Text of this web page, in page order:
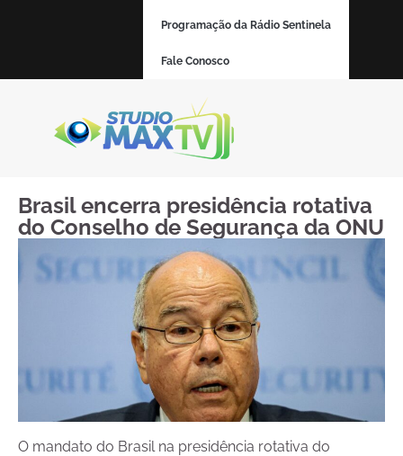
Programação da Rádio Sentinela
Fale Conosco
Brasil encerra presidência rotativa
do Conselho de Segurança da ONU
O mandato do Brasil na presidência rotativa do